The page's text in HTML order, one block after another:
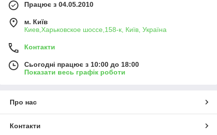
Працює з 04.05.2010
м. Київ
Киев,Харьковское шоссе,158-к, Київ, Україна
Контакти
Сьогодні працює з 10:00 до 18:00
Показати весь графік роботи
Про нас
Контакти